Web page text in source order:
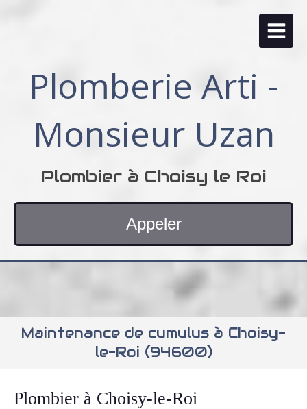
Plomberie Arti -
Monsieur Uzan
Plombier à Choisy le Roi
Appeler
Maintenance de cumulus à Choisy-
le-Roi (94600)
Plombier à Choisy-le-Roi